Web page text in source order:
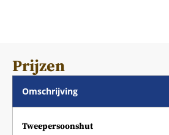
Prijzen
Omschrijving
Tweepersoonshut